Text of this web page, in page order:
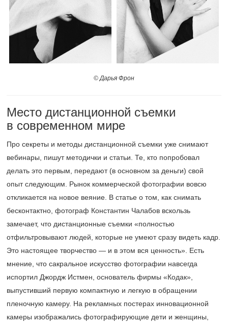
© Дарья Фрон
Место дистанционной съемки
в современном мире
Про секреты и методы дистанционной съемки уже снимают
вебинары, пишут методички и статьи. Те, кто попробовал
делать это первым, передают (в основном за деньги) свой
опыт следующим. Рынок коммерческой фотографии вовсю
откликается на новое веяние. В статье о том, как снимать
бесконтактно, фотограф Константин Чалабов вскользь
замечает, что дистанционные съемки «полностью
отфильтровывают людей, которые не умеют сразу видеть кадр.
Это настоящее творчество — и в этом вся ценность». Есть
мнение, что сакральное искусство фотографии навсегда
испортил Джордж Истмен, основатель фирмы «Кодак»,
выпустивший первую компактную и легкую в обращении
пленочную камеру. На рекламных постерах инновационной
камеры изображались фотографирующие дети и женщины,